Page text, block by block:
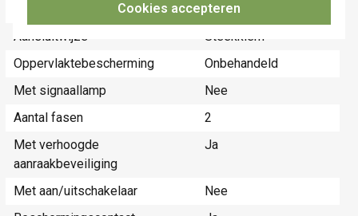
Cookies accepteren
Ja
Aansluitwijze
Steekklem
Oppervlaktebescherming
Onbehandeld
Met signaallamp
Nee
Aantal fasen
2
Met verhoogde
aanraakbeveiliging
Ja
Met aan/uitschakelaar
Nee